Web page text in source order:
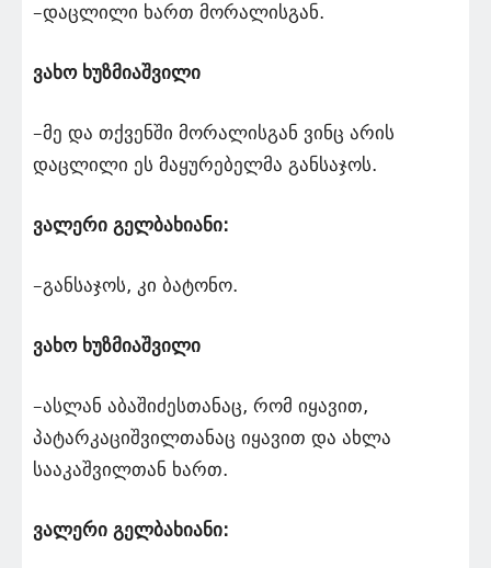
–დაცლილი ხართ მორალისგან.
ვახო ხუზმიაშვილი
–მე და თქვენში მორალისგან ვინც არის
დაცლილი ეს მაყურებელმა განსაჯოს.
ვალერი გელბახიანი:
–განსაჯოს, კი ბატონო.
ვახო ხუზმიაშვილი
–ასლან აბაშიძესთანაც, რომ იყავით,
პატარკაციშვილთანაც იყავით და ახლა
სააკაშვილთან ხართ.
ვალერი გელბახიანი: